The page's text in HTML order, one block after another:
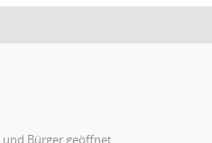
Bürger geöffnet.